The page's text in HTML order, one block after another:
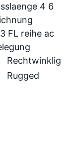
Rechtwinklig
Rugged